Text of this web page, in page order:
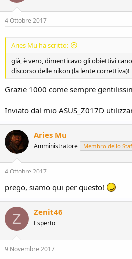
4 Ottobre 2017
Aries Mu ha scritto:
già, è vero, dimenticavo gli obiettivi
discorso delle nikon (la lente correttiva)!
Grazie 1000 come sempre
Inviato dal mio ASUS_Z017D
Aries Mu
Amministratore Membro dello
4 Ottobre 2017
prego, siamo qui per questo!
Z Zenit46
Esperto
9 Novembre 2017